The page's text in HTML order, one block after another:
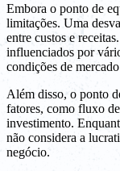
Embora o ponto de
limitações. Uma
entre custos e
influenciados por
condições de
Além disso, o ponto
fatores, como fluxo
investimento.
não considera a
negócio.